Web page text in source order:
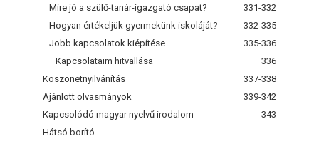
Mire jó a szülő-tanár-igazgató csapat?
331-332
Hogyan értékeljük gyermekünk iskoláját?
332-335
Jobb kapcsolatok kiépítése
335-336
Kapcsolataim hitvallása
336
Köszönetnyilvánítás
337-338
Ajánlott olvasmányok
339-342
Kapcsolódó magyar nyelvű irodalom
343
Hátsó borító